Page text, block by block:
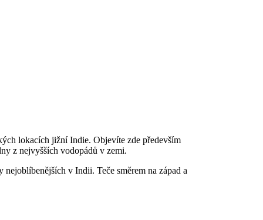
lokacích jižní Indie. Objevíte zde především
z nejvyšších vodopádů v zemi.
v Indii. Teče směrem na západ a